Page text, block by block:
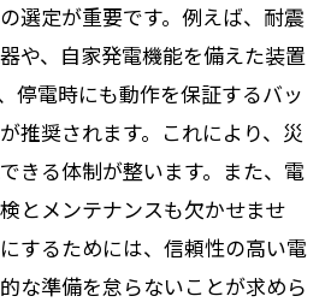
選定が重要です。例えば、耐震
や、自家発電機能を備えた装置
停電時にも動作を保証するバッ
推奨されます。これにより、災
きる体制が整います。また、電
とメンテナンスも欠かせませ
するためには、信頼性の高い電
な準備を怠らないことが求めら